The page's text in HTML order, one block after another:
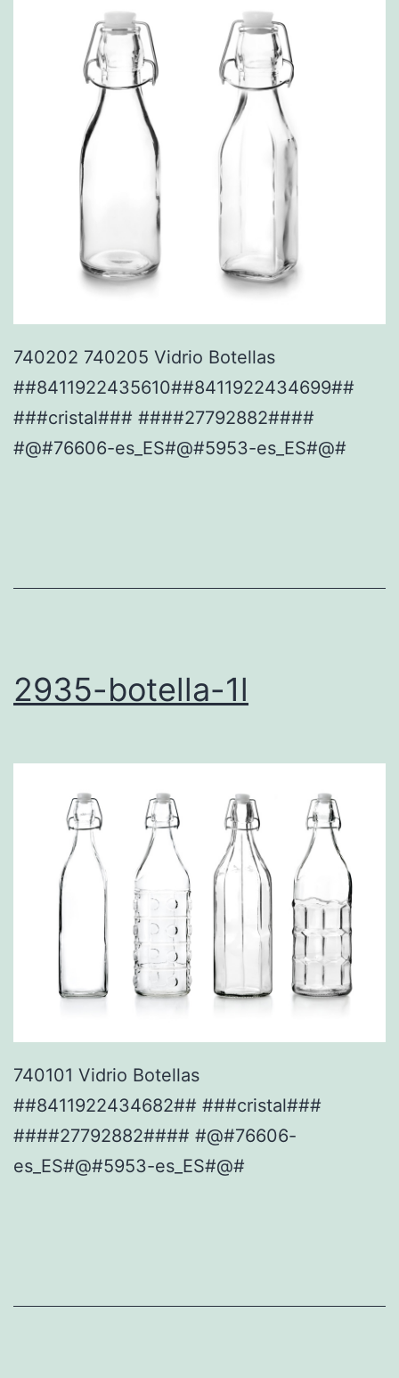
740202 740205 Vidrio Botellas
##8411922435610##8411922434699##
###cristal### ####27792882####
#@#76606-es_ES#@#5953-es_ES#@#
2935-botella-1l
740101 Vidrio Botellas
##8411922434682## ###cristal###
####27792882#### #@#76606-
es_ES#@#5953-es_ES#@#